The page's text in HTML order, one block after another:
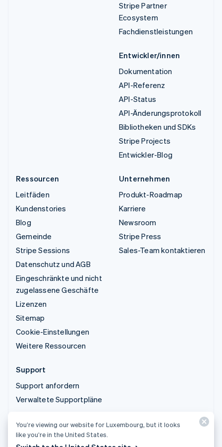
Stripe Partner
Ecosystem
Fachdienstleistungen
Entwickler/innen
Dokumentation
API-Referenz
API-Status
API-Änderungsprotokoll
Bibliotheken und SDKs
Stripe Projects
Entwickler-Blog
Ressourcen
Leitfäden
Kundenstories
Blog
Gemeinde
Stripe Sessions
Datenschutz und AGB
Eingeschränkte und nicht
zugelassene Geschäfte
Lizenzen
Sitemap
Cookie-Einstellungen
Weitere Ressourcen
Unternehmen
Produkt-Roadmap
Karriere
Newsroom
Stripe Press
Sales-Team kontaktieren
Support
Support anfordern
Verwaltete Supportpläne
© 2026 Stripe, LLC
You’re viewing our website for Luxembourg, but it looks
like you’re in the United States.